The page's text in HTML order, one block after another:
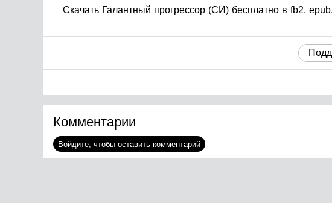
Cкачать Галантный прогрессор (СИ) бесплатно в fb2,
Комментарии
Войдите, чтобы оставить комментарий